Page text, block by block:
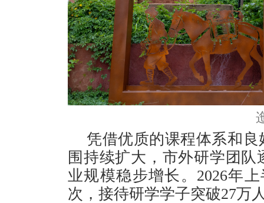
凭借优质的课程体系和
围持续扩大，市外研学团
业规模稳步增长。2026年
次，接待研学学子突破27万